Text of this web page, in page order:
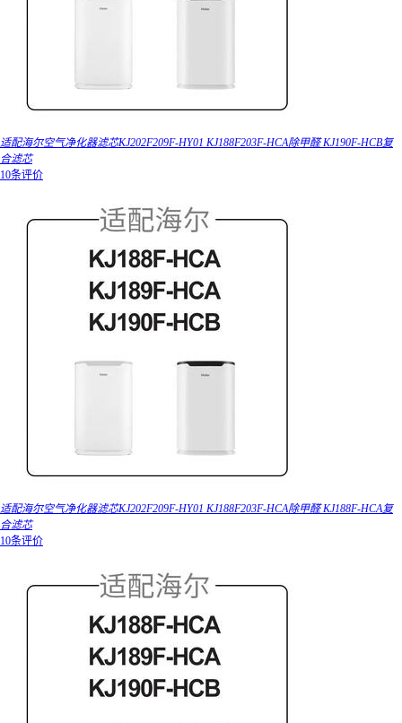
适配海尔空气净化器滤芯KJ202F209F-HY01 KJ188F203F-HCA除甲醛 KJ190F-HCB复
合滤芯
10条评价
适配海尔空气净化器滤芯KJ202F209F-HY01 KJ188F203F-HCA除甲醛 KJ188F-HCA复
合滤芯
10条评价